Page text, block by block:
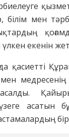
білім мен
үлкен екенін
қасиетті
медресенің
асатын